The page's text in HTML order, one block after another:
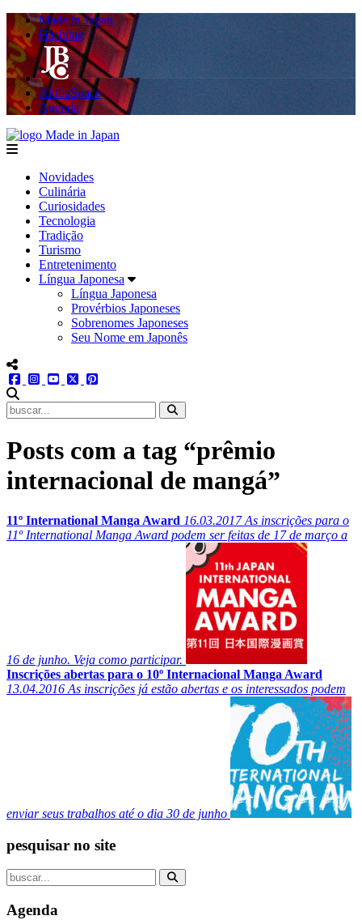
Made in Japan
Hashitag
AkibaSpace
Agenda
menu
Novidades
Culinária
Curiosidades
Tecnologia
Tradição
Turismo
Entretenimento
Língua Japonesa
Língua Japonesa
Provérbios Japoneses
Sobrenomes Japoneses
Seu Nome em Japonês
menu redes social
facebookinstagram
youtube
twitter
Posts com a tag “prêmio
internacional de mangá”
11º International Manga Award 16.03.2017As inscrições para o
11º International Manga Award podem ser feitas de 17 de março a
16 de junho. Veja como participar.
Inscrições abertas para o 10º Internacional Manga Award
13.04.2016 As inscrições já estão abertas e os interessados podem
enviar seus trabalhos até o dia 30 de junho
pesquisar no site
Agenda